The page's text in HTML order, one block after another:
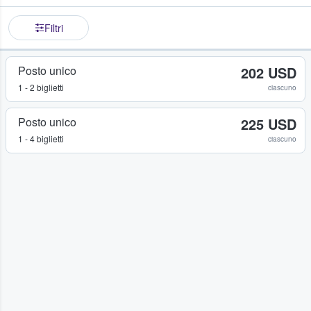
Filtri
Posto unico
1 - 2 biglietti
202 USD
ciascuno
Posto unico
1 - 4 biglietti
225 USD
ciascuno